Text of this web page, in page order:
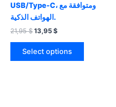
USB/Type-C، ومتوافقة مع
الهواتف الذكية.
21,95$Original
21,95 $.
13,95$
is:
13,95 $.
Select options
This